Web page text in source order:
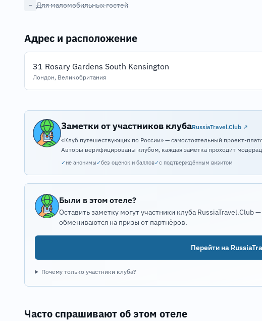
− Для маломобильных гостей
Адрес и расположение
31 Rosary Gardens South Kensington
Лондон, Великобритания
Заметки от участников клубаRussiaTravel.Club ↗
«Клуб путешествующих по России» — самостоятельный проект-
Авторы верифицированы клубом, каждая заметка проходит
✓не анонимы✓без оценок и баллов✓с подтверждённым визитом
Были в этом отеле?
Оставить заметку могут участники клуба RussiaTravel.Club
обмениваются на призы от партнёров.
Перейти на
Почему только участники клуба?
Часто спрашивают об этом отеле